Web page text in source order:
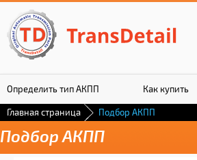
Определить тип АКПП Как купить
Гарантия
Главная страница Подбор АКПП
Подбор АКПП